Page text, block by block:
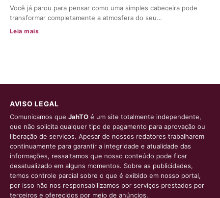
Você já parou para pensar como uma simples cabeceira pode
transformar completamente a atmosfera do seu…
Leia mais
AVISO LEGAL
Comunicamos que JahTO é um site totalmente independente,
que não solicita qualquer tipo de pagamento para aprovação ou
liberação de serviços. Apesar de nossos redatores trabalharem
continuamente para garantir a integridade e atualidade das
informações, ressaltamos que nosso conteúdo pode ficar
desatualizado em alguns momentos. Sobre as publicidades,
temos controle parcial sobre o que é exibido em nosso portal,
por isso não nos responsabilizamos por serviços prestados por
terceiros e oferecidos por meio de anúncios.